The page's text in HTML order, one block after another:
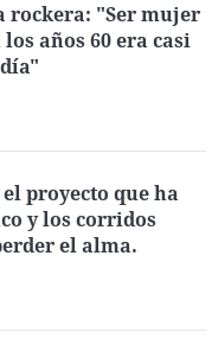
rockera: "Ser mujer
años 60 era casi
proyecto que ha
y los corridos
el alma.